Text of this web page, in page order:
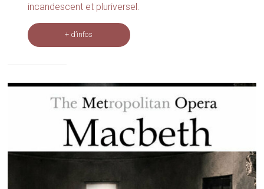
incandescent et pluriversel.
+ d’infos